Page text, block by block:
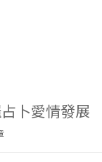
卜愛情發展